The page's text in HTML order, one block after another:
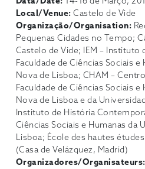
Local/Venue: Castelo de Vide
Organização/Organisation:
Pequenas Cidades no Tempo;
Castelo de Vide; IEM – Instituto
Faculdade de Ciências Sociais
Nova de Lisboa; CHAM –
Faculdade de Ciências Sociais
Nova de Lisboa e da
Instituto de História
Ciências Sociais e Humanas da
Lisboa; École des hautes
(Casa de Velázquez, Madrid)
Organizadores/